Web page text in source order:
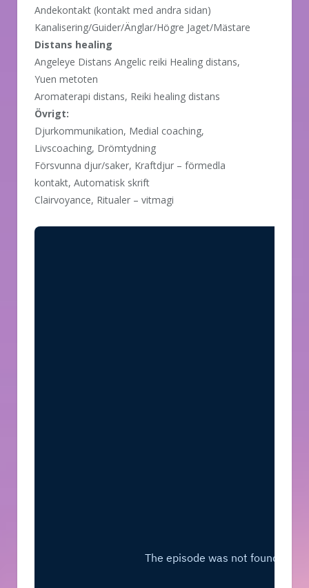
Andekontakt (kontakt med andra sidan)
Kanalisering/Guider/Änglar/Högre Jaget/Mästare
Distans healing
Angeleye Distans Angelic reiki Healing distans,
Yuen metoten
Aromaterapi distans, Reiki healing distans
Övrigt:
Djurkommunikation, Medial coaching,
Livscoaching, Drömtydning
Försvunna djur/saker, Kraftdjur – förmedla
kontakt, Automatisk skrift
Clairvoyance, Ritualer – vitmagi